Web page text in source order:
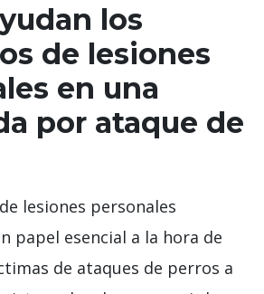
los
de lesiones
en una
por ataque de
lesiones personales
papel esencial a la hora de
de ataques de perros a